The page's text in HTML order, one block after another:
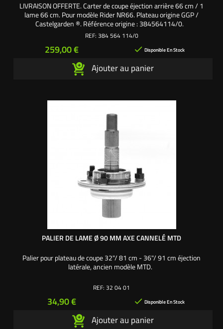
LIVRAISON OFFERTE. Carter de coupe éjection arrière 66 cm / 1
lame 66 cm. Pour modèle Rider NR66. Plateau origine GGP /
Castelgarden ®. Référence origine : 384564114/0.
REF: 384 564 114/0
Prix
259,00 €  Disponible En Stock
Ajouter au panier
PALIER DE LAME Ø 90 MM AXE CANNELÉ MTD
Palier pour plateau de coupe 32"/ 81 cm - 36"/ 91 cm éjection
latérale, ancien modèle MTD.
REF: 32 04 01
Prix
34,90 €  Disponible En Stock
Ajouter au panier